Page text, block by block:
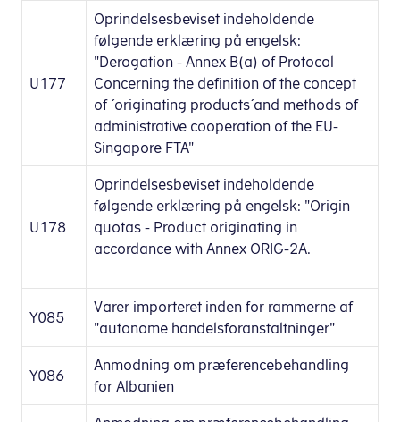
U177
Oprindelsesbeviset indeholdende
følgende erklæring på engelsk:
"Derogation - Annex B(a) of Protocol
Concerning the definition of the concept
of ´originating products´and methods of
administrative cooperation of the EU-
Singapore FTA"
U178
Oprindelsesbeviset indeholdende
følgende erklæring på engelsk: "Origin
quotas - Product originating in
accordance with Annex ORIG-2A.
Y085
Varer importeret inden for rammerne af
"autonome handelsforanstaltninger"
Y086
Anmodning om præferencebehandling
for Albanien